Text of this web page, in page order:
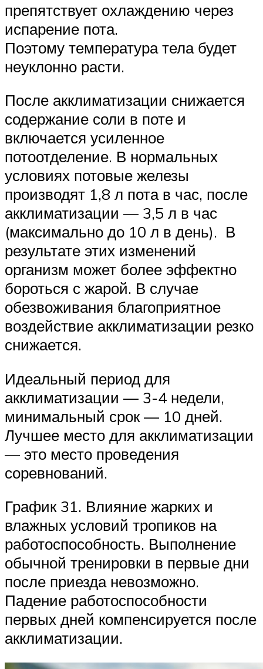
препятствует охлаждению через
испарение пота.
Поэтому температура тела будет
неуклонно расти.
После акклиматизации снижается
содержание соли в поте и
включается усиленное
потоотделение. В нормальных
условиях потовые железы
производят 1,8 л пота в час, после
акклиматизации — 3,5 л в час
(максимально до 10 л в день). В
результате этих изменений
организм может более эффектно
бороться с жарой. В случае
обезвоживания благоприятное
воздействие акклиматизации резко
снижается.
Идеальный период для
акклиматизации — 3-4 недели,
минимальный срок — 10 дней.
Лучшее место для акклиматизации
— это место проведения
соревнований.
График 31. Влияние жарких и
влажных условий тропиков на
работоспособность. Выполнение
обычной тренировки в первые дни
после приезда невозможно.
Падение работоспособности
первых дней компенсируется после
акклиматизации.